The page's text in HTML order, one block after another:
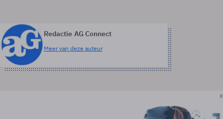
Redactie AG Connect
Meer van deze auteur